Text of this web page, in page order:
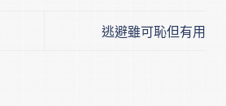
逃避雖可恥但有用